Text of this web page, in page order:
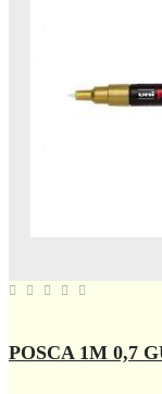
POSCA 1M 0,7